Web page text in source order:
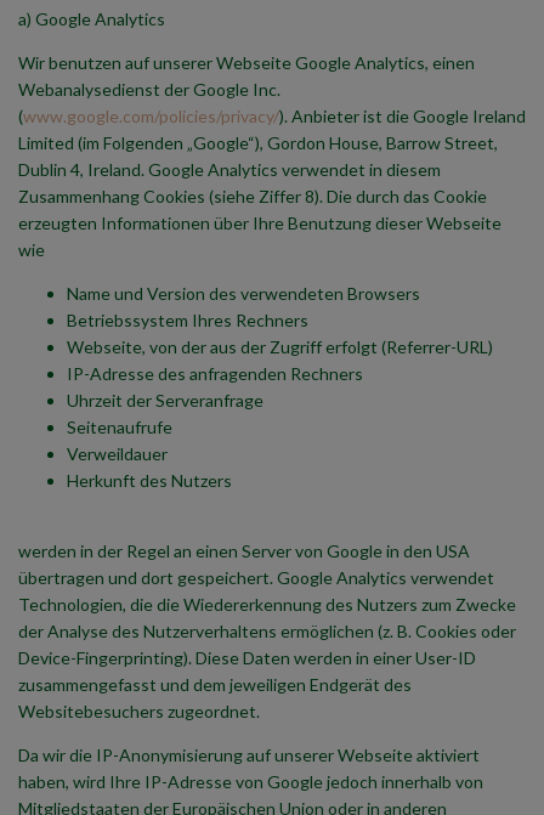
a) Google Analytics
Wir benutzen auf unserer Webseite Google Analytics, einen
Webanalysedienst der Google Inc.
(www.google.com/policies/privacy/). Anbieter ist die Google Ireland
Limited (im Folgenden „Google“), Gordon House, Barrow Street,
Dublin 4, Ireland. Google Analytics verwendet in diesem
Zusammenhang Cookies (siehe Ziffer 8). Die durch das Cookie
erzeugten Informationen über Ihre Benutzung dieser Webseite
wie
Name und Version des verwendeten Browsers
Betriebssystem Ihres Rechners
Webseite, von der aus der Zugriff erfolgt (Referrer-URL)
IP-Adresse des anfragenden Rechners
Uhrzeit der Serveranfrage
Seitenaufrufe
Verweildauer
Herkunft des Nutzers
werden in der Regel an einen Server von Google in den USA
übertragen und dort gespeichert. Google Analytics verwendet
Technologien, die die Wiedererkennung des Nutzers zum Zwecke
der Analyse des Nutzerverhaltens ermöglichen (z. B. Cookies oder
Device-Fingerprinting). Diese Daten werden in einer User-ID
zusammengefasst und dem jeweiligen Endgerät des
Websitebesuchers zugeordnet.
Da wir die IP-Anonymisierung auf unserer Webseite aktiviert
haben, wird Ihre IP-Adresse von Google jedoch innerhalb von
Mitgliedstaaten der Europäischen Union oder in anderen